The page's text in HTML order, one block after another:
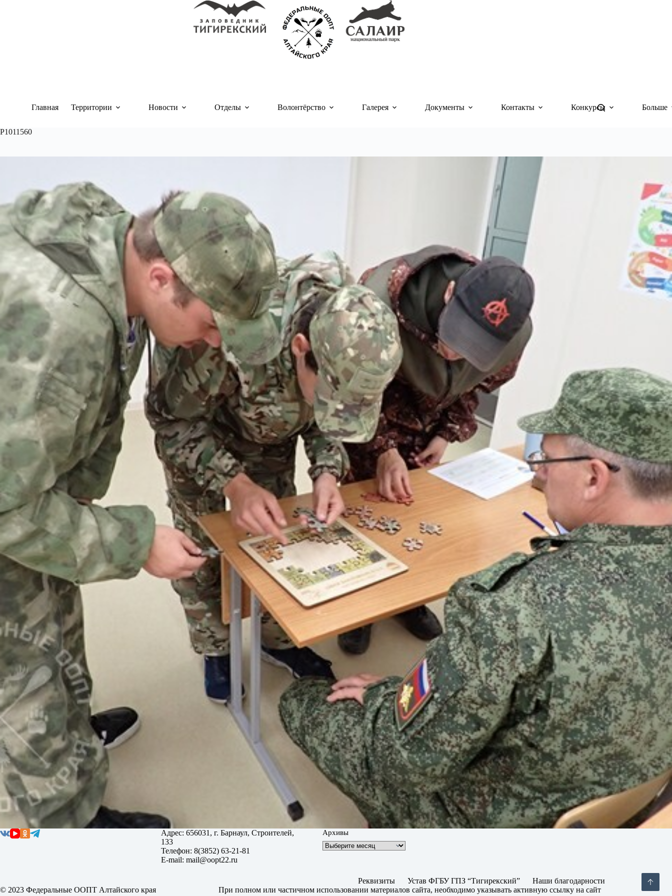
Главная Территории Новости Отделы Волонтёрство Галерея Документы Контакты Конкурсы Больше
P1011560
Адрес: 656031, г. Барнаул, Строителей,
133
Телефон: 8(3852) 63-21-81
E-mail: mail@oopt22.ru
Архивы
Реквизиты Устав ФГБУ ГПЗ “Тигирекский”
Наши благодарности
© 2023 Федеральные ООПТ Алтайского края
При полном или частичном использовании материалов сайта, необходимо указывать активную ссылку на сайт